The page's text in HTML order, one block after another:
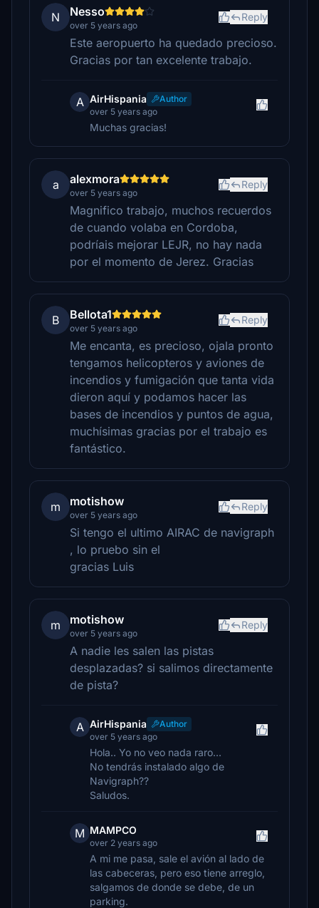
N Nesso
over 5 years ago
Reply
Este aeropuerto ha quedado precioso.
Gracias por tan excelente trabajo.
A AirHispania
Author
over 5 years ago
Muchas gracias!
a alexmora
over 5 years ago
Reply
Magnifico trabajo, muchos recuerdos
de cuando volaba en Cordoba,
podríais mejorar LEJR, no hay nada
por el momento de Jerez. Gracias
B Bellota1
over 5 years ago
Reply
Me encanta, es precioso, ojala pronto
tengamos helicopteros y aviones de
incendios y fumigación que tanta vida
dieron aquí y podamos hacer las
bases de incendios y puntos de agua,
muchísimas gracias por el trabajo es
fantástico.
m motishow
over 5 years ago
Reply
Si tengo el ultimo AIRAC de navigraph
, lo pruebo sin el
gracias Luis
m motishow
over 5 years ago
Reply
A nadie les salen las pistas
desplazadas? si salimos directamente
de pista?
A AirHispania
Author
over 5 years ago
Hola.. Yo no veo nada raro...
No tendrás instalado algo de
Navigraph??
Saludos.
M MAMPCO
over 2 years ago
A mi me pasa, sale el avión al lado de
las cabeceras, pero eso tiene arreglo,
salgamos de donde se debe, de un
parking.